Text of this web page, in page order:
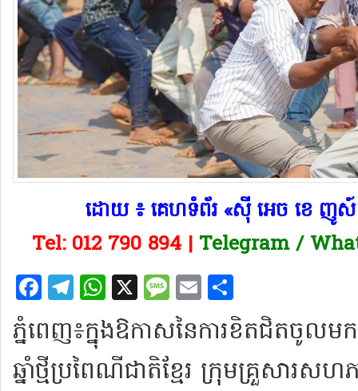
ដោយ ៖ គេហទំព័រ «ស៊ី អេច ខេ ញូស៍
Tel: 012 790 894 | Telegram /
Facebook
Telegram
WhatsApp
X Message
Email
ភ្នំពេញ៖ក្នុងឱកាសនៃការខិតជិតចូ
ឆ្នាំថ្មីប្រពៃណីជាតិខ្មែរ ក្រុមគ្រួសារ